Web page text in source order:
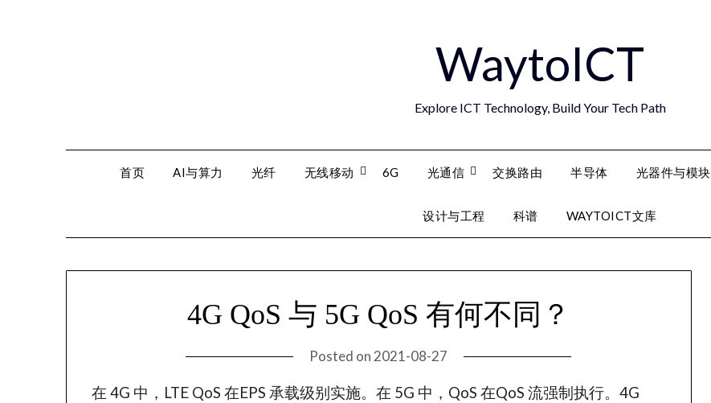
WaytoICT
Explore ICT Technology, Build Your Tech Path
首页 AI与算力 光纤 无线移动 6G 光通信 交换路由 半导体 光器件与模块
设计与工程 科谱 WAYTOICT文库
4G QoS 与 5G QoS 有何不同？
Posted on 2021-08-27
在 4G 中，LTE QoS 在EPS 承载级别实施。在 5G 中，QoS 在QoS 流强制执行。4G